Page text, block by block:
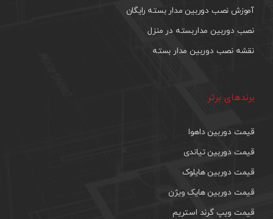
آموزش نصب دوربین مدار بسته رایگان
نصب دوربین مداربسته در منزل
نقشه نصب دوربین مدار بسته
برندهای برتر
قیمت دوربین داهوا
قیمت دوربین تیاندی
قیمت دوربین هایلوک
قیمت دوربین هایک ویژن
قیمت ویپ گرند استریم